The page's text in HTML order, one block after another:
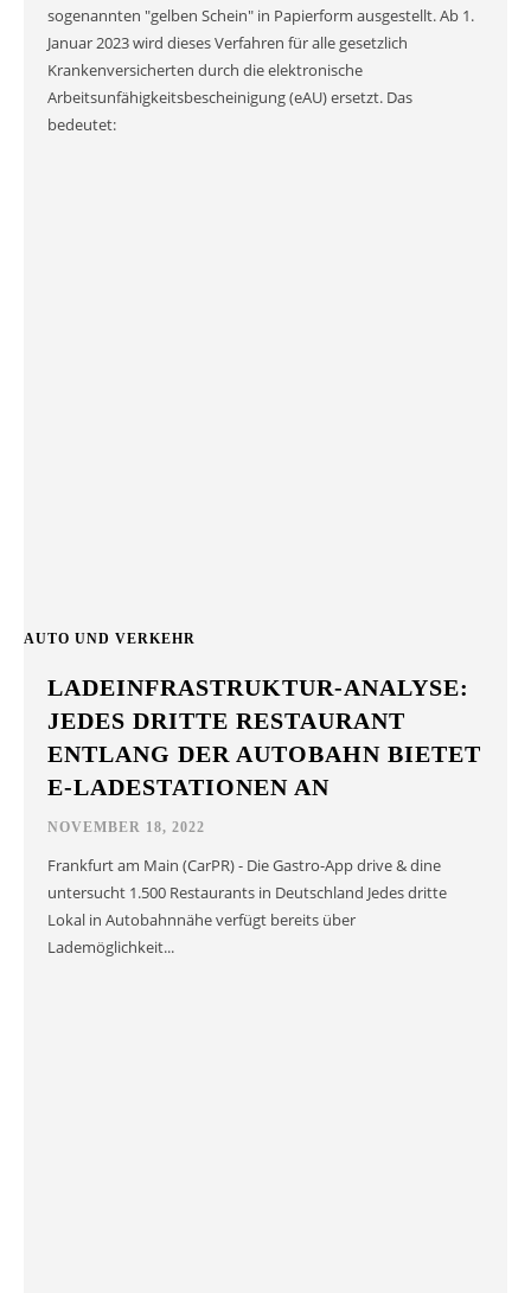
sogenannten "gelben Schein" in Papierform ausgestellt. Ab 1.
Januar 2023 wird dieses Verfahren für alle gesetzlich
Krankenversicherten durch die elektronische
Arbeitsunfähigkeitsbescheinigung (eAU) ersetzt. Das
bedeutet:
AUTO UND VERKEHR
LADEINFRASTRUKTUR-ANALYSE:
JEDES DRITTE RESTAURANT
ENTLANG DER AUTOBAHN BIETET
E-LADESTATIONEN AN
NOVEMBER 18, 2022
Frankfurt am Main (CarPR) - Die Gastro-App drive & dine
untersucht 1.500 Restaurants in Deutschland Jedes dritte
Lokal in Autobahnnähe verfügt bereits über
Lademöglichkeit...